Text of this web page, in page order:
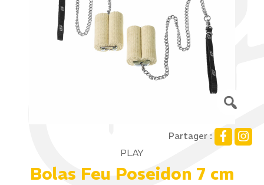
Partager :
PLAY
Bolas Feu Poseidon 7 cm